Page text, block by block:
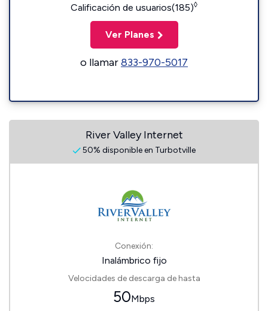
Calificación de usuarios(185)◊
Ver Planes
o llamar833-970-5017
River Valley Internet
50% disponible en Turbotville
Conexión:
Inalámbrico fijo
Velocidades de descarga de hasta
50Mbps